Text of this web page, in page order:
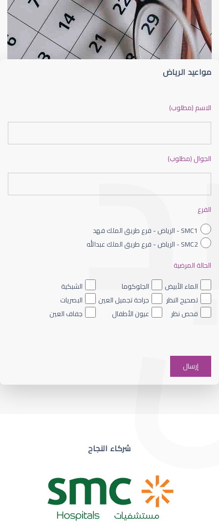
قلوبال لرعاية العين ضعف نظر
ضعف نظر الاطفال
ضعف نظر العين اليسرى
ضعف نظر مفاجئ
مواعيد الرياض
الاسم (مطلوب)
الجوال (مطلوب)
الفرع
SMC1 - الرياض - فرع طريق الملك فهد
SMC2 - الرياض - فرع طريق الملك عبدالله
الحالة المرضية
الماء الأبيض
الجلوكوما
الشبكية
تصحيح النظر
جراحة تجميل العين
البصريات
فحص نظر
عيون الأطفال جفاف العين
شركاء النجاح